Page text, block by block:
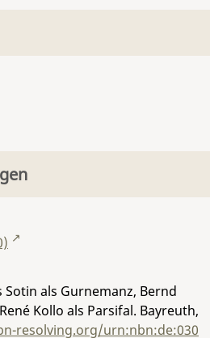
Sotin als Gurnemanz, Bernd
Kollo als Parsifal. Bayreuth,
resolving.org/urn:nbn:de:030